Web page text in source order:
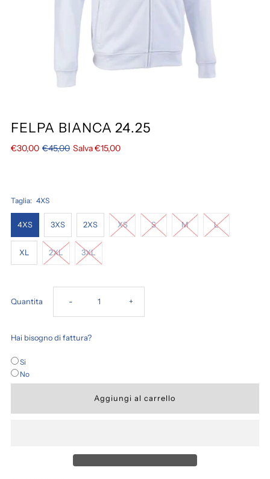
FELPA BIANCA 24.25
€30,00 €45,00 Salva €15,00
Taglia: 4XS
4XS 3XS 2XS XS S M L
XL 2XL 3XL
Quantita Diminuisci
- Aumenta
+
Hai bisogno di fattura?
Si
No